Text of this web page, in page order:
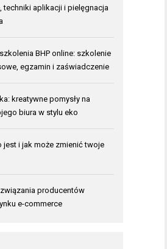
techniki aplikacji i pielęgnacja
BHP online: szkolenie
egzamin i zaświadczenie
kreatywne pomysły na
biura w stylu eko
jest i jak może zmienić twoje
producentów
e-commerce